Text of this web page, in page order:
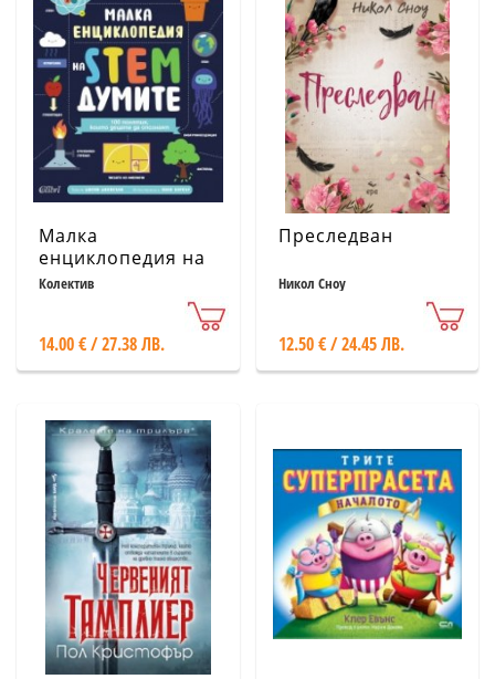
Малка
енциклопедия на
STEM думите
Колектив
14.00 € / 27.38 ЛВ.
Преследван
Никол Сноу
12.50 € / 24.45 ЛВ.